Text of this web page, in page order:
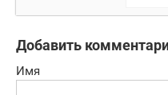
Добавить
Имя